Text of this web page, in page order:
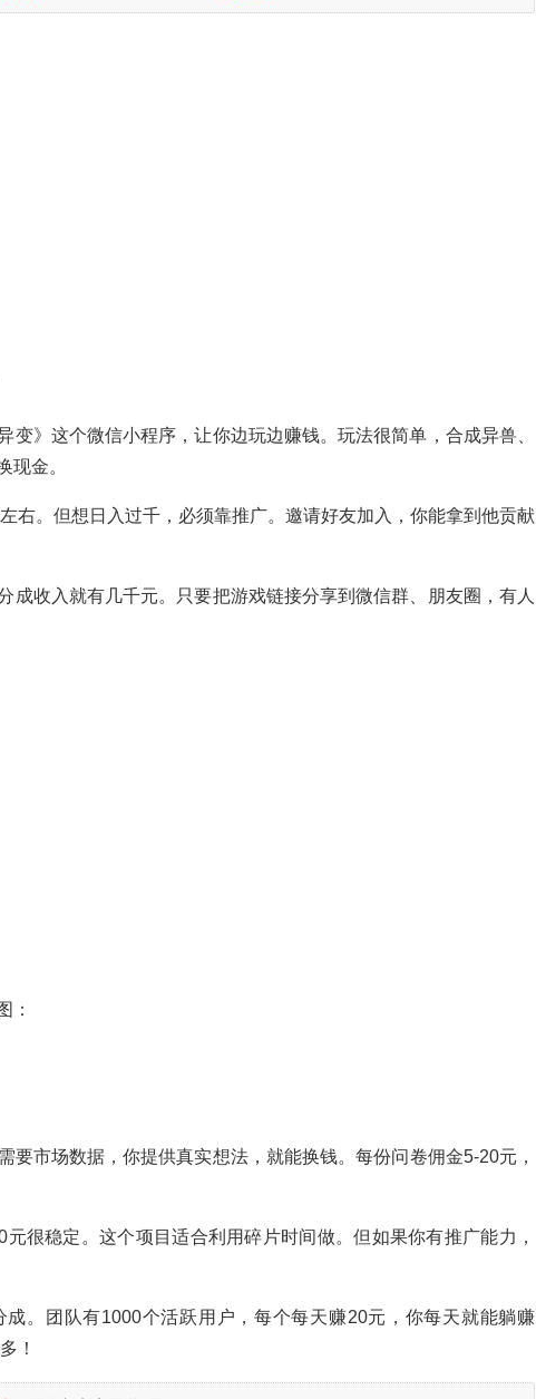
变》这个微信小程序，让你边玩边赚钱。玩法很简单，合成异兽、
现金。
右。但想日入过千，必须靠推广。邀请好友加入，你能拿到他贡献
成收入就有几千元。只要把游戏链接分享到微信群、朋友圈，有人
：
要市场数据，你提供真实想法，就能换钱。每份问卷佣金5-20元，
很稳定。这个项目适合利用碎片时间做。但如果你有推广能力，
。团队有1000个活跃用户，每个每天赚20元，你每天就能躺赚
！